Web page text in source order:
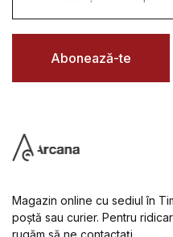
i
l
Abonează-te
Magazin online cu sediul în
poștă sau curier. Pentru
rugăm să ne contactați.